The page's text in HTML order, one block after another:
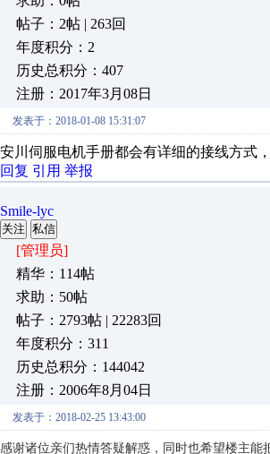
帖子：2帖 | 263回
年度积分：2
历史总积分：407
注册：2017年3月08日
发表于：2018-01-08 15:31:07
安川伺服电机手册都会有详细的接线方式
回复 引用 举报
Smile-lyc
关注 私信
[管理员]
精华：114帖
求助：50帖
帖子：2793帖 | 22283回
年度积分：311
历史总积分：144042
注册：2006年8月04日
发表于：2018-02-25 13:43:00
感谢诸位亲们热情答疑解惑，同时也希望楼主能